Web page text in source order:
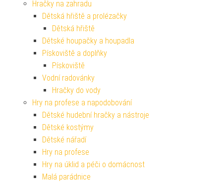
Hračky na zahradu
Dětská hřiště a prolézačky
Dětská hřiště
Dětské houpačky a houpadla
Pískoviště a doplňky
Pískoviště
Vodní radovánky
Hračky do vody
Hry na profese a napodobování
Dětské hudební hračky a nástroje
Dětské kostýmy
Dětské nářadí
Hry na profese
Hry na úklid a péči o domácnost
Malá parádnice